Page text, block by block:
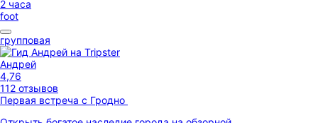
2 часа
foot
групповая
Андрей
4,76
112 отзывов
Первая встреча с Гродно